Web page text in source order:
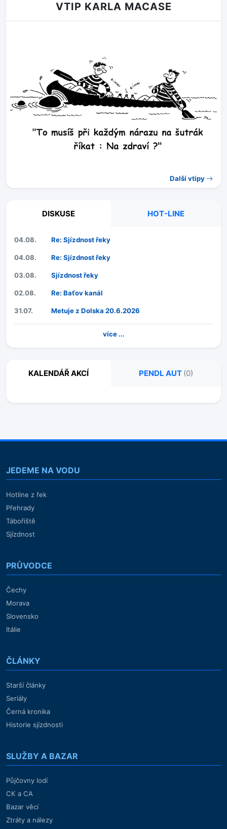
VTIP KARLA MACASE
Další vtipy
DISKUSE HOT-LINE
04.08. Re: Sjízdnost řeky
04.08. Re: Sjízdnost řeky
03.08. Sjízdnost řeky
02.08. Re: Baťov kanál
31.07. Metuje z Dolska 20.6.2026
více ...
KALENDÁŘ AKCÍ PENDL AUT (0)
JEDEME NA VODU
Hotline z řek
Přehrady
Tábořiště
Sjízdnost
PRŮVODCE
Čechy
Morava
Slovensko
Itálie
ČLÁNKY
Starší články
Seriály
Černá kronika
Historie sjízdnosti
SLUŽBY A BAZAR
Půjčovny lodí
CK a CA
Bazar věcí
Ztráty a nálezy